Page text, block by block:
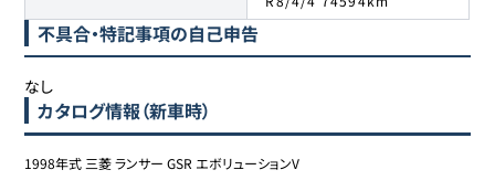
不具合・特記事項の自己申告
なし
カタログ情報（新車時）
1998年式 三菱 ランサー GSR エボリューションV